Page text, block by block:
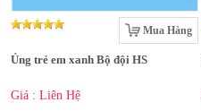
Mua Hàng
Ủng trẻ em xanh Bộ đội HS
Giá : Liên Hệ